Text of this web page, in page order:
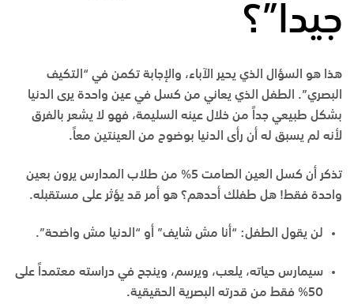
جيداً”؟
هذا هو السؤال الذي يحير الآباء، والإجابة تكمن في “التكيف
البصري”. الطفل الذي يعاني من كسل في عين واحدة يرى الدنيا
بشكل طبيعي جداً من خلال عينه السليمة، فهو لا يشعر بالفرق
لأنه لم يسبق له أن رأى الدنيا بوضوح من العينتين معاً.
تذكر أن كسل العين الصامت 5% من طلاب المدارس يرون بعين
واحدة فقط! هل طفلك أحدهم؟ هو أمر قد يؤثر على مستقبله.
لن يقول الطفل: “أنا مش شايف” أو “الدنيا مش واضحة”.
سيمارس حياته، يلعب، ويرسم، وينجح في دراسته معتمداً على
50% فقط من قدرته البصرية الحقيقية.